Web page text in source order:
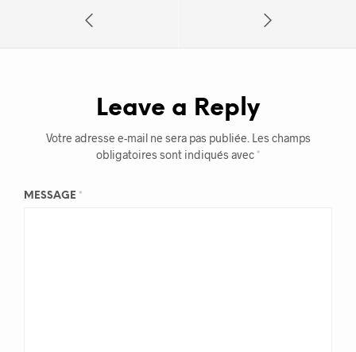
Leave a Reply
Votre adresse e-mail ne sera pas publiée. Les champs
obligatoires sont indiqués avec *
MESSAGE *